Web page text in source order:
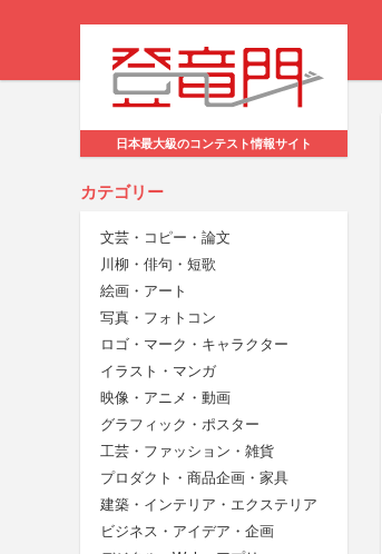
日本最大級のコンテスト情報サイト
カテゴリー
文芸・コピー・論文
川柳・俳句・短歌
絵画・アート
写真・フォトコン
ロゴ・マーク・キャラクター
イラスト・マンガ
映像・アニメ・動画
グラフィック・ポスター
工芸・ファッション・雑貨
プロダクト・商品企画・家具
建築・インテリア・エクステリア
ビジネス・アイデア・企画